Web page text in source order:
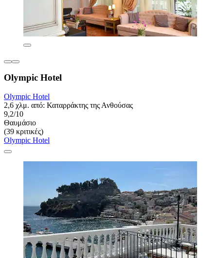
Olympic Hotel
Olympic Hotel
2,6 χλμ. από: Καταρράκτης της Ανθούσας
9,2/10
Θαυμάσιο
(39 κριτικές)
Olympic Hotel